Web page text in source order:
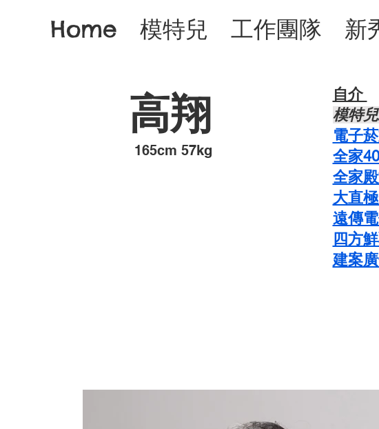
Home 模特兒 工作團隊 新
高翔
​165cm 57kg
自介 ​
模特
電子
全家
全家
大直
遠傳
四方
建案